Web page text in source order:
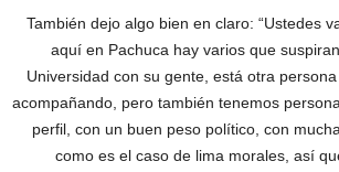
También dejo algo bien en claro: “Ustedes
aquí en Pachuca hay varios que
Universidad con su gente, está otra
acompañando, pero también tenemos
perfil, con un buen peso político, con
como es el caso de lima morales, así